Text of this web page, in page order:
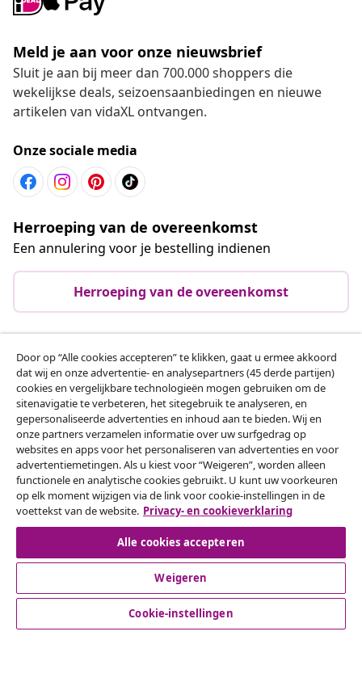
Meld je aan voor onze nieuwsbrief
Sluit je aan bij meer dan 700.000 shoppers die
wekelijkse deals, seizoensaanbiedingen en nieuwe
artikelen van vidaXL ontvangen.
Onze sociale media
Herroeping van de overeenkomst
Een annulering voor je bestelling indienen
Herroeping van de overeenkomst
Klantenservice
Zakelijk
vidaXL
Ontdek meer
© 2008-2026 vidaXL www.vidaxl.nl is een website van vidaXL
Door op “Alle cookies accepteren” te klikken, gaat u ermee akkoord
dat wij en onze advertentie- en analysepartners (45 derde partijen)
cookies en vergelijkbare technologieën mogen gebruiken om de
sitenavigatie te verbeteren, het sitegebruik te analyseren, en
gepersonaliseerde advertenties en inhoud aan te bieden. Wij en
onze partners verzamelen informatie over uw surfgedrag op
websites en apps voor het personaliseren van advertenties en voor
advertentiemetingen. Als u kiest voor “Weigeren”, worden alleen
functionele en analytische cookies gebruikt. U kunt uw voorkeuren
op elk moment wijzigen via de link voor cookie-instellingen in de
voettekst van de website. Privacy- en cookieverklaring
Alle cookies accepteren
Weigeren
Cookie-instellingen